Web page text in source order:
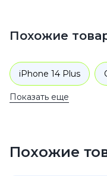
Похожие
iPhone 14 Plus
Показать еще
Похожие